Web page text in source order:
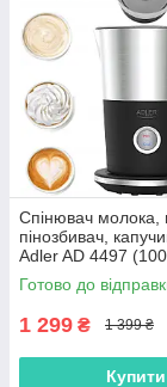
Спінювач молока,
пінозбивач,
Adler AD 4497
мл, Польща)
Готово до
1 299 ₴ 1 399 ₴
Купити